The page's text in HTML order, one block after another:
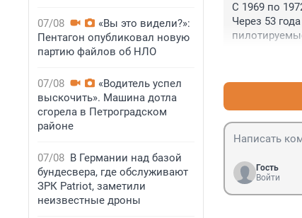
07/08
«Вы это видели?»:
Пентагон опубликовал новую
партию файлов об НЛО
07/08
«Водитель успел
выскочить». Машина дотла
сгорела в Петроградском
районе
07/08 В Германии над базой
бундесвера, где обслуживают
ЗРК Patriot, заметили
неизвестные дроны
С 1969 по
Через 53
Гость
Войти